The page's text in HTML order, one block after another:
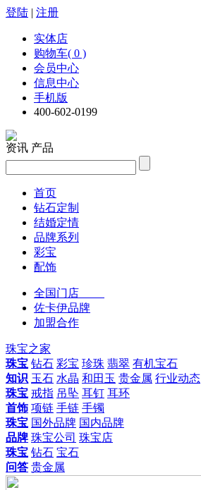
登陆 | 注册
实体店
购物车( 0 )
会员中心
信息中心
手机版
400-602-0199
资讯 产品
首页
钻石定制
结婚定情
品牌系列
彩宝
配饰
全国门店
佐卡伊品牌
加盟合作
珠宝之家
珠宝 钻石 彩宝 珍珠 翡翠 有机宝石
知识 玉石 水晶 和田玉 贵金属 行业动态
珠宝 戒指 吊坠 耳钉 耳环
首饰 项链 手链 手镯
珠宝 国外品牌 国内品牌
品牌 珠宝公司 珠宝店
珠宝 钻石 宝石
问答 贵金属